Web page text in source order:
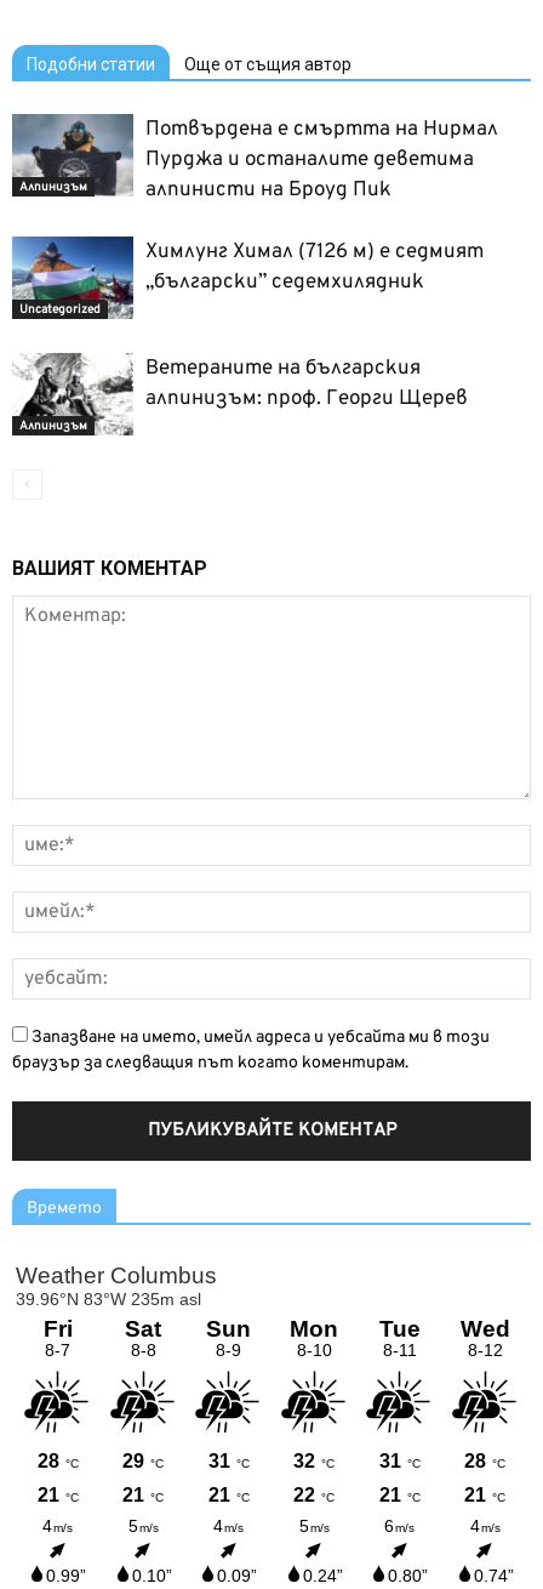
Подобни статии Още от същия автор
Алпинизъм
Потвърдена е смъртта на Нирмал
Пурджа и останалите деветима
алпинисти на Броуд Пик
Uncategorized
Химлунг Химал (7126 м) e седмият
„български” седемхилядник
Алпинизъм
Ветераните на българския
алпинизъм: проф. Георги Щерев
ВАШИЯТ КОМЕНТАР
Запазване на името, имейл адреса и уебсайта ми в този
браузър за следващия път когато коментирам.
Времето